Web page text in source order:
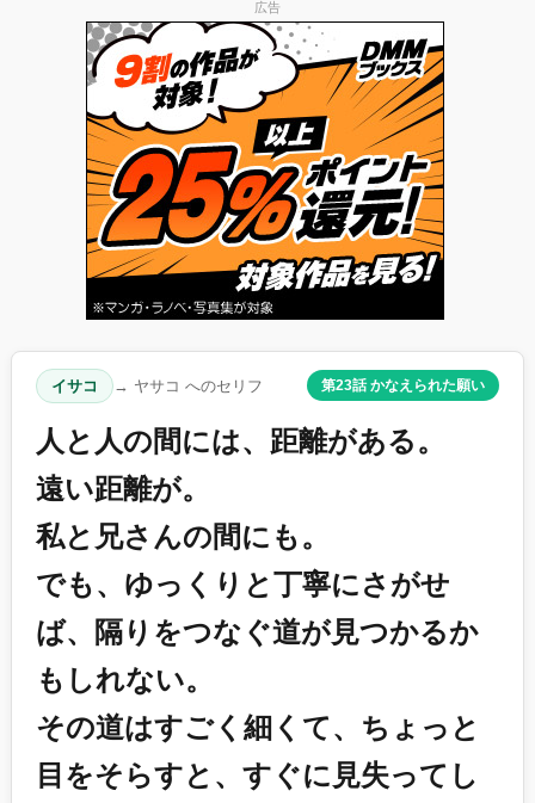
広告
イサコ → ヤサコ へのセリフ 第23話 かなえられた願い
人と人の間には、距離がある。
遠い距離が。
私と兄さんの間にも。
でも、ゆっくりと丁寧にさがせ
ば、隔りをつなぐ道が見つかるか
もしれない。
その道はすごく細くて、ちょっと
目をそらすと、すぐに見失ってし